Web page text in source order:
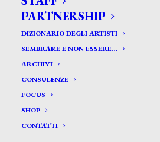
PARTNERSHIP
DIZIONARIO DEGLI ARTISTI
SEMBRARE E NON ESSERE…
ARCHIVI
CONSULENZE
FOCUS
SHOP
CONTATTI
Marchi Antonio